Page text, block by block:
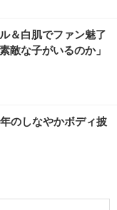
＆白肌でファン魅了
敵な子がいるのか」
のしなやかボディ披